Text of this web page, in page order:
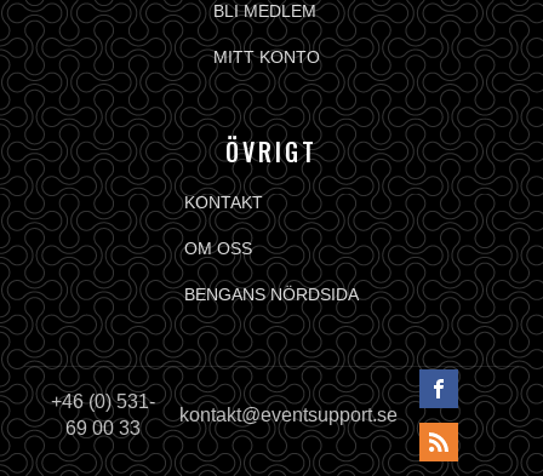
BLI MEDLEM
MITT KONTO
ÖVRIGT
KONTAKT
OM OSS
BENGANS NÖRDSIDA
+46 (0) 531-
69 00 33
kontakt@eventsupport.se